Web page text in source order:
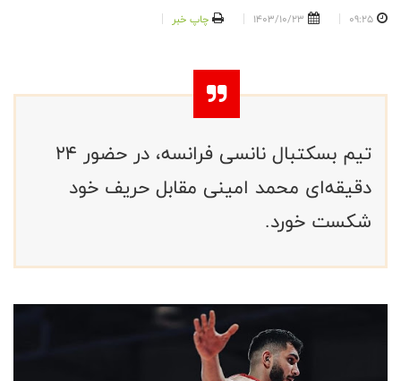
09:25
1403/10/23 چاپ خبر
تیم بسکتبال نانسی فرانسه، در حضور ۲۴
دقیقه‌ای محمد امینی مقابل حریف خود
شکست خورد.